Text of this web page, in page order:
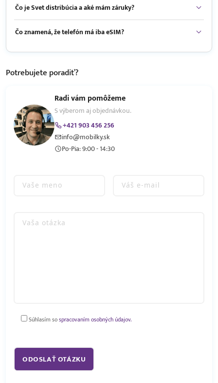
Čo je Svet distribúcia a aké mám záruky?
Čo znamená, že telefón má iba eSIM?
Potrebujete poradiť?
Radi vám pomôžeme
S výberom aj objednávkou.
+421 903 456 256
info@mobilky.sk
Po-Pia: 9:00 - 14:30
Súhlasím sospracovaním osobných údajov.